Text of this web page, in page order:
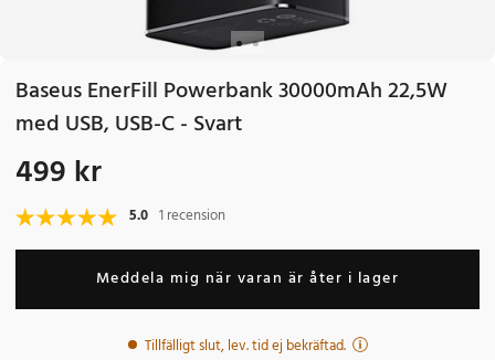
Baseus EnerFill Powerbank 30000mAh 22,5W
med USB, USB-C - Svart
Pris:499 kr
499 kr
5.0 1 recension
Meddela mig när varan är åter i lager
Tillfälligt slut, lev. tid ej bekräftad.